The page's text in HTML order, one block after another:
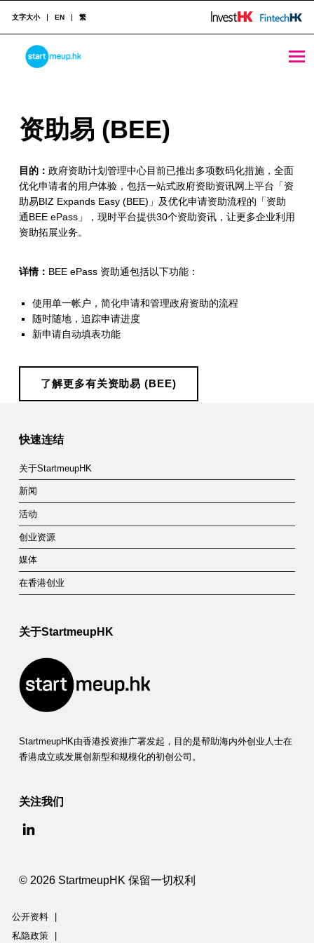
STARTMEUPHK
STARTMEUPHK FESTIVAL IS THE LEADING STARTUP AND INNOVATION CONFERENCE EVENT IN HONG KONG
文字大小 EN 繁
资
易
(
B
E
)
资助易 (BEE)
目的： 政府资助计划管理中心目前已推出多项数码化措施，全面
优化申请者的用户体验，包括一站式政府资助资讯网上平台「资
助易BIZ Expands Easy (BEE)」及优化申请资助流程的「资助
通BEE ePass」，现时平台提供30个资助资讯，让更多企业利用
资助拓展业务。
详情： BEE ePass 资助通包括以下功能：
使用单一帐户，简化申请和管理政府资助的流程
随时随地，追踪申请进度
新申请自动填表功能
了解更多有关资助易 (BEE)
Skip back to main navigation
快速连结
关于StartmeupHK
新闻
活动
创业资源
媒体
在香港创业
关于StartmeupHK
StartmeupHK由香港投资推广署发起，目的是帮助海内外创业人士在
香港成立或发展创新型和规模化的初创公司。
关注我们
© 2026 StartmeupHK 保留一切权利
公开资料
私隐政策